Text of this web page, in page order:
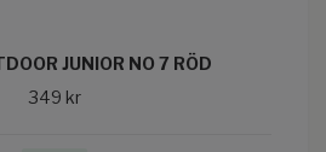
JUNIOR NO 7 RÖD
349 kr